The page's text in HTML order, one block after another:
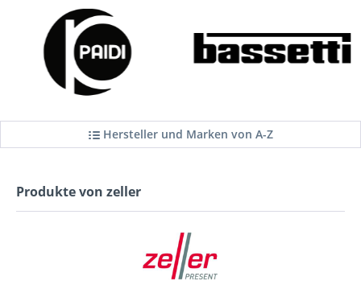
Hersteller und Marken von A-Z
Produkte von zeller